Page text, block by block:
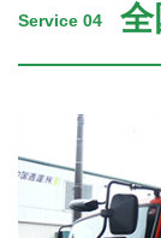
Service 04 全